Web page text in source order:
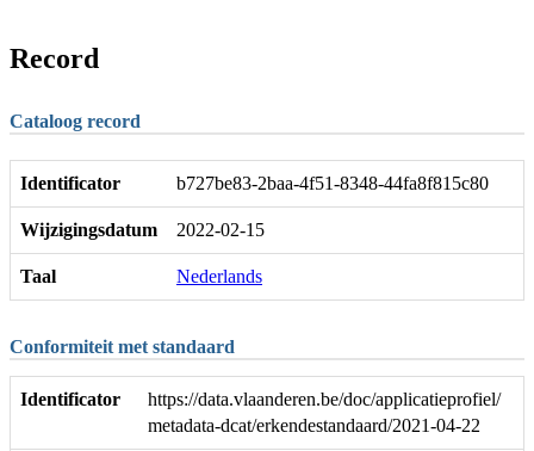
Record
Cataloog record
Identificator b727be83-2baa-4f51-8348-44fa8f815c80
Wijzigingsdatum 2022-02-15
Taal Nederlands
Conformiteit met standaard
Identificator
https://data.vlaanderen.be/doc/applicatieprofiel/
metadata-dcat/erkendestandaard/2021-04-22